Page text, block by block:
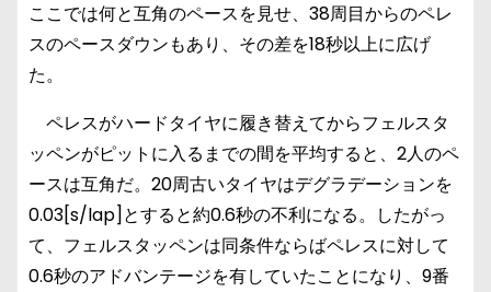
ここでは何と互角のペースを見せ、38周目からのペレ
スのペースダウンもあり、その差を18秒以上に広げ
た。
ペレスがハードタイヤに履き替えてからフェルスタ
ッペンがピットに入るまでの間を平均すると、2人のペ
ースは互角だ。20周古いタイヤはデグラデーションを
0.03[s/lap]とすると約0.6秒の不利になる。したがっ
て、フェルスタッペンは同条件ならばペレスに対して
0.6秒のアドバンテージを有していたことになり、9番